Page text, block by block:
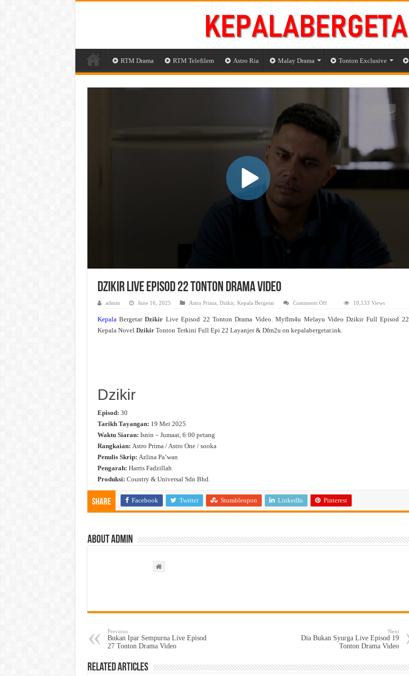
RTM Drama RTM Telefilem Astro Ria Malay Drama Tonton Exclusive
Dzikir Live Episod 22 Tonton Drama Video
admin June 16, 2025 Astro Prima Dzikir, Kepala Bergetar Comments Offon
Episod
Tonton
10,133 Views
KepalaBergetarDzikir Live Episod 22 Tonton Drama Video. Myflm4u Melayu Video Dzikir Full Episod 22
Kepala NovelDzikir Tonton Terkini Full Epi 22 Layanjer & Dfm2u on kepalabergetar.ink.
Dzikir
Episod: 30
Tarikh Tayangan: 19 Mei 2025
Waktu Siaran: Isnin – Jumaat, 6:00 petang
Rangkaian: Astro Prima / Astro One / sooka
Penulis Skrip: Azlina Pa’wan
Pengarah: Harris Fadzillah
Produksi: Country & Universal Sdn Bhd.
Share Facebook Twitter Stumbleupon LinkedIn Pinterest
About admin
Previous
Bukan Ipar Sempurna Live Episod
27 Tonton Drama Video
Next
Dia Bukan Syurga Live Episod 19
Tonton Drama Video
Related Articles